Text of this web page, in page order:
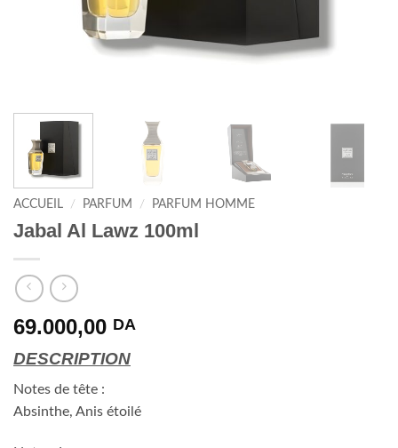
ACCUEIL / PARFUM / PARFUM HOMME
Jabal Al Lawz 100ml
69.000,00 DA
DESCRIPTION
Notes de tête :
Absinthe, Anis étoilé